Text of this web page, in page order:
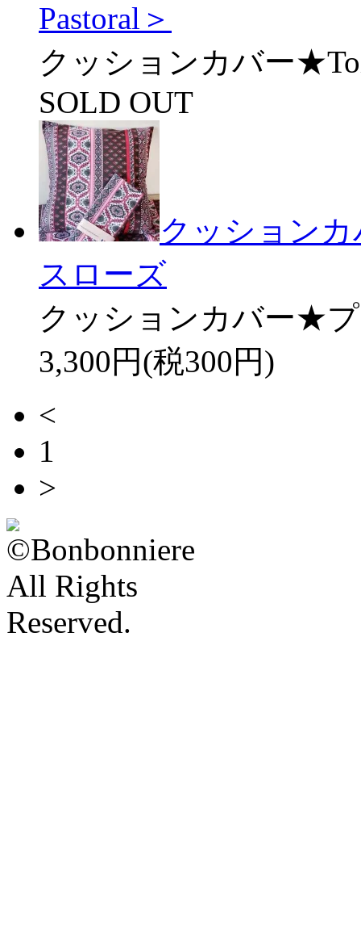
Pastoral＞
クッションカバー
SOLD OUT
クッション
スローズ
クッションカバー★
3,300円(税300円)
<
1
>